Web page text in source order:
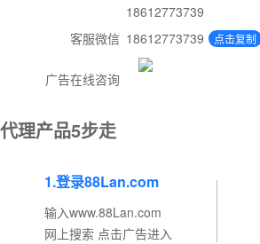
客服微信
广告在线咨询
18612773739
18612773739
点击复制
代理产品5步走
1.登录88Lan.com
输入www.88Lan.com
网上搜索 点击广告进入